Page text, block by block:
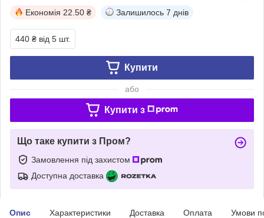
Економія 22.50 ₴ Залишилось 7 днів
440 ₴ від 5 шт.
Купити
або
Купити з
Що таке купити з Пром?
Замовлення під захистом
Доступна доставка
Опис Характеристики Доставка Оплата Умови